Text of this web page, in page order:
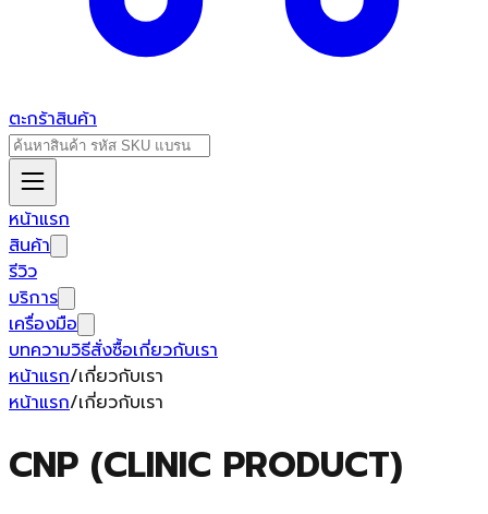
ตะกร้าสินค้า
หน้าแรก
สินค้า
รีวิว
บริการ
เครื่องมือ
บทความวิธีสั่งซื้อเกี่ยวกับเรา
หน้าแรก/เกี่ยวกับเรา
หน้าแรก/เกี่ยวกับเรา
CNP (CLINIC PRODUCT)